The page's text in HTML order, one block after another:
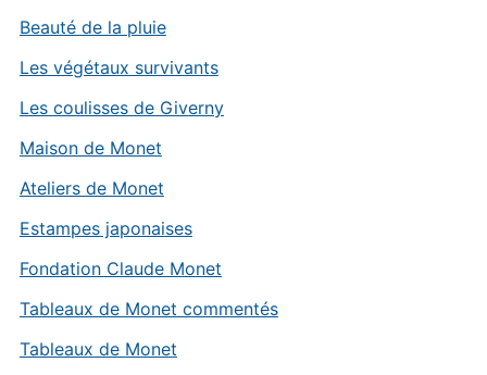
Beauté de la pluie
Les végétaux survivants
Les coulisses de Giverny
Maison de Monet
Ateliers de Monet
Estampes japonaises
Fondation Claude Monet
Tableaux de Monet commentés
Tableaux de Monet